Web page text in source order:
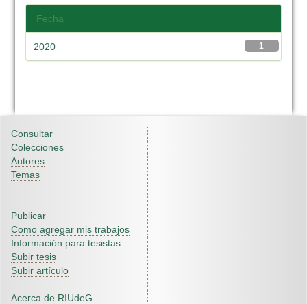
Fecha
1
2020
Consultar
Colecciones
Autores
Temas
Publicar
Como agregar mis trabajos
Información para tesistas
Subir tesis
Subir artículo
Acerca de RIUdeG